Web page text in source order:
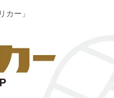
カー」